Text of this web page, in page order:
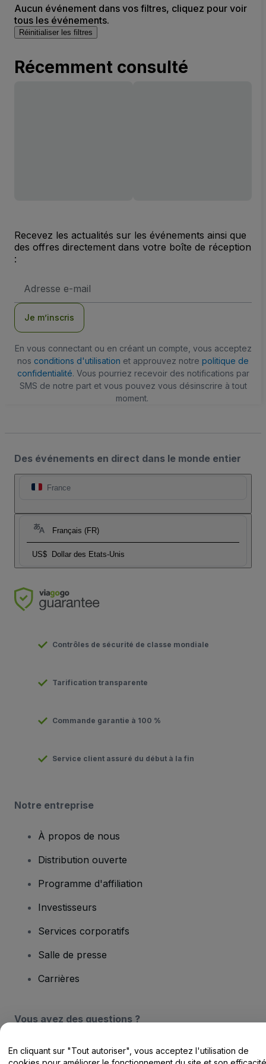
Aucun événement dans vos filtres, cliquez pour voir
tous les événements.
Réinitialiser les filtres
Récemment consulté
Recevez les actualités sur les événements ainsi que
des offres directement dans votre boîte de réception
:
e-
Je m’inscris
En vous connectant ou en créant un compte, vous acceptez
nos conditions d'utilisation et approuvez notre politique de
confidentialité. Vous pourriez recevoir des notifications par
SMS de notre part et vous pouvez vous désinscrire à tout
moment.
Des événements en direct dans le monde entier
France
Français (FR)
US$ Dollar des Etats-Unis
Contrôles de sécurité de classe mondiale
Tarification transparente
Commande garantie à 100 %
Service client assuré du début à la fin
Notre entreprise
À propos de nous
Distribution ouverte
Programme d'affiliation
Investisseurs
Services corporatifs
Salle de presse
Carrières
Vous avez des questions ?
Centre d'assistance / Nous contacter
En cliquant sur "Tout autoriser", vous acceptez l'utilisation de